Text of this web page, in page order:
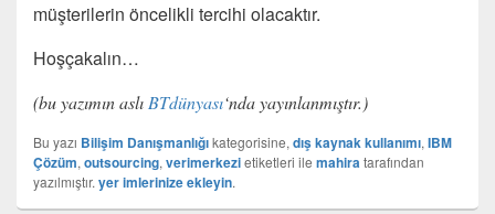
müşterilerin öncelikli tercihi olacaktır.
Hoşçakalın…
(bu yazımın aslı BTdünyası‘nda yayınlanmıştır.)
Bu yazı Bilişim Danışmanlığıkategorisine, dış kaynak kullanımı, IBM
Çözüm, outsourcing, verimerkezietiketleri ile mahiratarafından
yazılmıştır. yer imlerinize ekleyin.